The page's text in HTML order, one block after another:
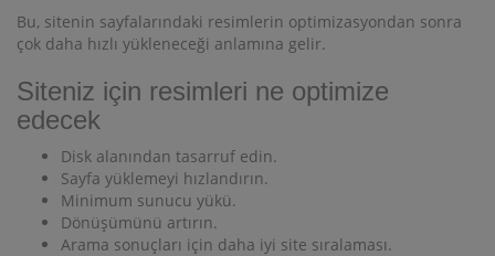
Bu, sitenin sayfalarındaki resimlerin optimizasyondan sonra
çok daha hızlı yükleneceği anlamına gelir.
Siteniz için resimleri ne optimize
edecek
Disk alanından tasarruf edin.
Sayfa yüklemeyi hızlandırın.
Minimum sunucu yükü.
Dönüşümünü artırın.
Arama sonuçları için daha iyi site sıralaması.